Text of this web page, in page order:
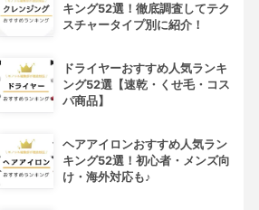
キング52選！徹底調査してテク
スチャータイプ別に紹介！
ドライヤーおすすめ人気ランキ
ング52選【速乾・くせ毛・コス
パ商品】
ヘアアイロンおすすめ人気ラン
キング52選！初心者・メンズ向
け・海外対応も♪